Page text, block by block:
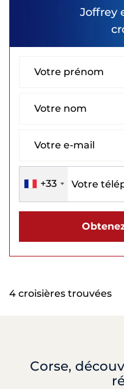
Joffrey
+33
4 croisières trouvées
Corse,